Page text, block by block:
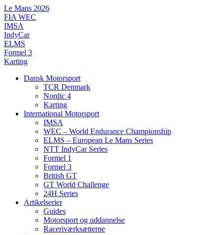
Videre
til
indhold
Le Mans 2026
FIA WEC
IMSA
IndyCar
ELMS
Formel 3
Karting
Dansk Motorsport
TCR Denmark
Nordic 4
Karting
International Motorsport
IMSA
WEC – World Endurance Championship
ELMS – European Le Mans Series
NTT IndyCar Series
Formel 1
Formel 3
British GT
GT World Challenge
24H Series
Artikelserier
Guides
Motorsport og uddannelse
Raceriværksætterne